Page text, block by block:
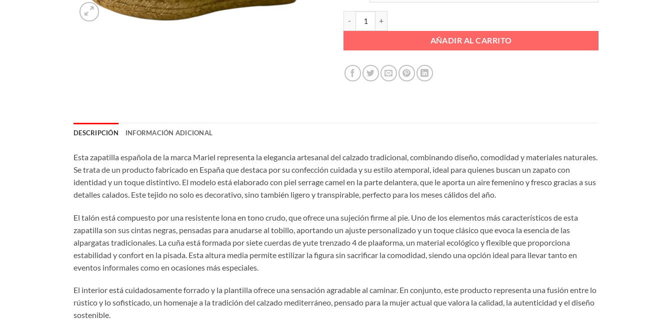
AÑADIR AL CARRITO
DESCRIPCIÓN INFORMACIÓN ADICIONAL
Esta zapatilla española de la marca Mariel representa la elegancia artesanal del calzado tradicional, combinando diseño, comodidad y materiales naturales.
Se trata de un producto fabricado en España que destaca por su confección cuidada y su estilo atemporal, ideal para quienes buscan un zapato con
identidad y un toque distintivo. El modelo está elaborado con piel serrage camel en la parte delantera, que le aporta un aire femenino y fresco gracias a sus
detalles calados. Este tejido no solo es decorativo, sino también ligero y transpirable, perfecto para los meses cálidos del año.
El talón está compuesto por una resistente lona en tono crudo, que ofrece una sujeción firme al pie. Uno de los elementos más característicos de esta
zapatilla son sus cintas negras, pensadas para anudarse al tobillo, aportando un ajuste personalizado y un toque clásico que evoca la esencia de las
alpargatas tradicionales. La cuña está formada por siete cuerdas de yute trenzado 4 de plaaforma, un material ecológico y flexible que proporciona
estabilidad y confort en la pisada. Esta altura media permite estilizar la figura sin sacrificar la comodidad, siendo una opción ideal para llevar tanto en
eventos informales como en ocasiones más especiales.
El interior está cuidadosamente forrado y la plantilla ofrece una sensación agradable al caminar. En conjunto, este producto representa una fusión entre lo
rústico y lo sofisticado, un homenaje a la tradición del calzado mediterráneo, pensado para la mujer actual que valora la calidad, la autenticidad y el diseño
sostenible.